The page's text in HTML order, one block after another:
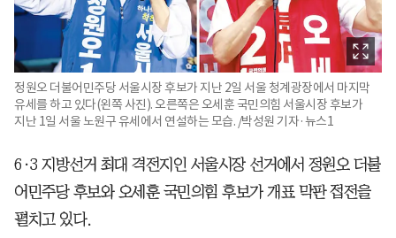
정원오 더불어민주당 서울시장 후보가 지난 2일 서울 청계광장에서 마지막
유세를 하고 있다(왼쪽 사진). 오른쪽은 오세훈 국민의힘 서울시장 후보가
지난 1일 서울 노원구 유세에서 연설하는 모습. /박성원 기자·뉴스1
6·3 지방선거 최대 격전지인 서울시장 선거에서 정원오 더불
어민주당 후보와 오세훈 국민의힘 후보가 개표 막판 접전을
펼치고 있다.